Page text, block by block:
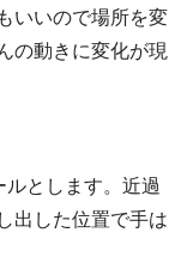
いいので場所を変
の動きに変化が現
とします。近過
出した位置で手は